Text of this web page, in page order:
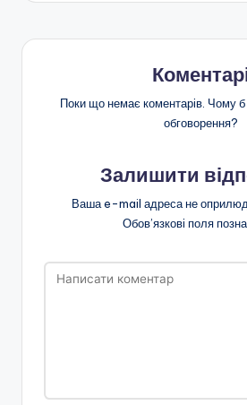
Поки що немає коментарів. Чому
обговорення?
Залишити
Ваша e-mail адреса не
Обов’язкові поля